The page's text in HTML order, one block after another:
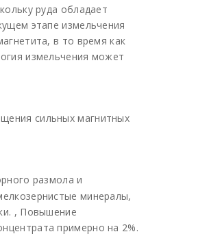
руда обладает
этапе измельчения
в то время как
измельчения может
сильных магнитных
размола и
минералы,
, Повышение
примерно на 2%.